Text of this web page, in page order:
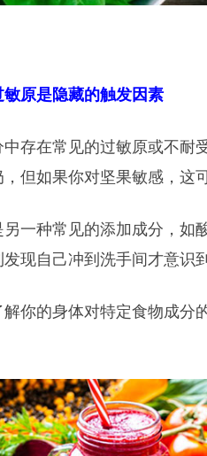
敏原是隐藏的触发因素
中存在常见的过敏原或不耐
，但如果你对坚果敏感，这
另一种常见的添加成分，如
现自己冲到洗手间才意识
解你的身体对特定食物成分